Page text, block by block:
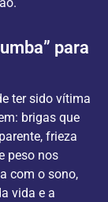
para
ter sido vítima
brigas que
frieza
peso nos
com o sono,
vida e a